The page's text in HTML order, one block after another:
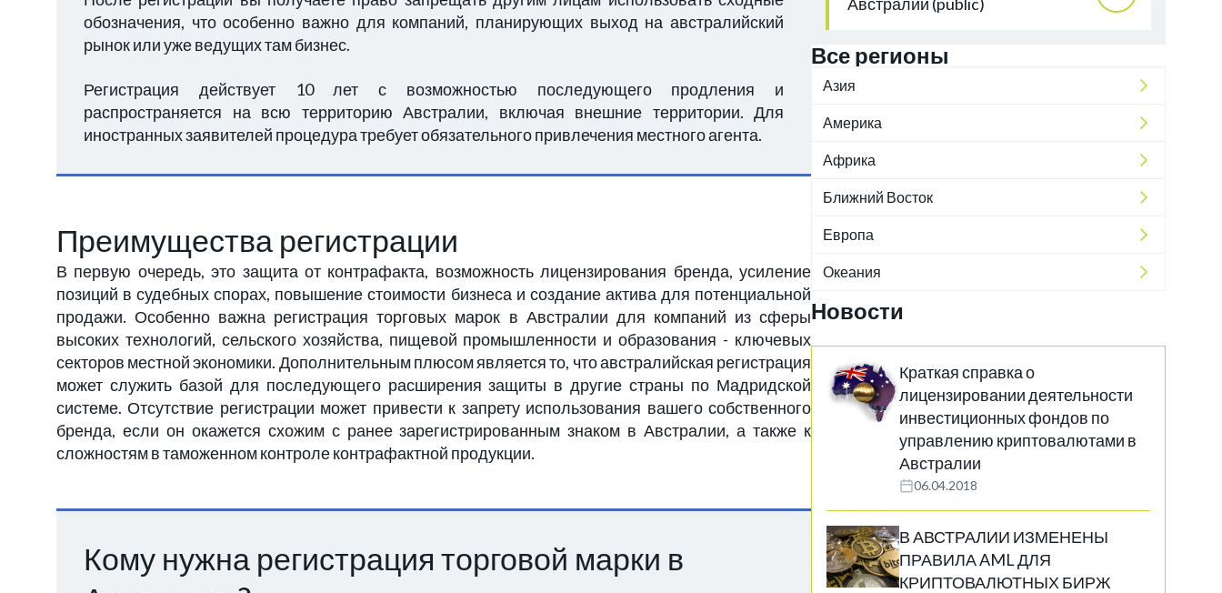
обозначения, что особенно важно для компаний, планирующих выход на австралийский
рынок или уже ведущих там бизнес.
Регистрация действует 10 лет с возможностью последующего продления и
распространяется на всю территорию Австралии, включая внешние территории. Для
иностранных заявителей процедура требует обязательного привлечения местного агента.
Преимущества регистрации
В первую очередь, это защита от контрафакта, возможность лицензирования бренда, усиление
позиций в судебных спорах, повышение стоимости бизнеса и создание актива для потенциальной
продажи. Особенно важна регистрация торговых марок в Австралии для компаний из сферы
высоких технологий, сельского хозяйства, пищевой промышленности и образования - ключевых
секторов местной экономики. Дополнительным плюсом является то, что австралийская регистрация
может служить базой для последующего расширения защиты в другие страны по Мадридской
системе. Отсутствие регистрации может привести к запрету использования вашего собственного
бренда, если он окажется схожим с ранее зарегистрированным знаком в Австралии, а также к
сложностям в таможенном контроле контрафактной продукции.
Кому нужна регистрация торговой марки в
Все регионы
Азия
Америка
Африка
Ближний Восток
Европа
Океания
Новости
Краткая справка о
лицензировании деятельности
инвестиционных фондов по
управлению криптовалютами в
Австралии
06.04.2018
В АВСТРАЛИИ ИЗМЕНЕНЫ
ПРАВИЛА AML ДЛЯ
КРИПТОВАЛЮТНЫХ БИРЖ